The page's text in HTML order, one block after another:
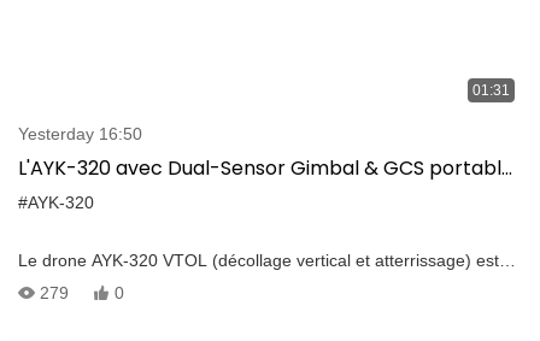
01:31
Yesterday 16:50
L'AYK-320 avec Dual-Sensor Gimbal & GCS portable
tout-en-un améliore l'efficacité et la sécurité de
#AYK-320
Le drone AYK-320 VTOL (décollage vertical et atterrissage) est
équipé d'un cardan à double détection électro-optique /
279 0